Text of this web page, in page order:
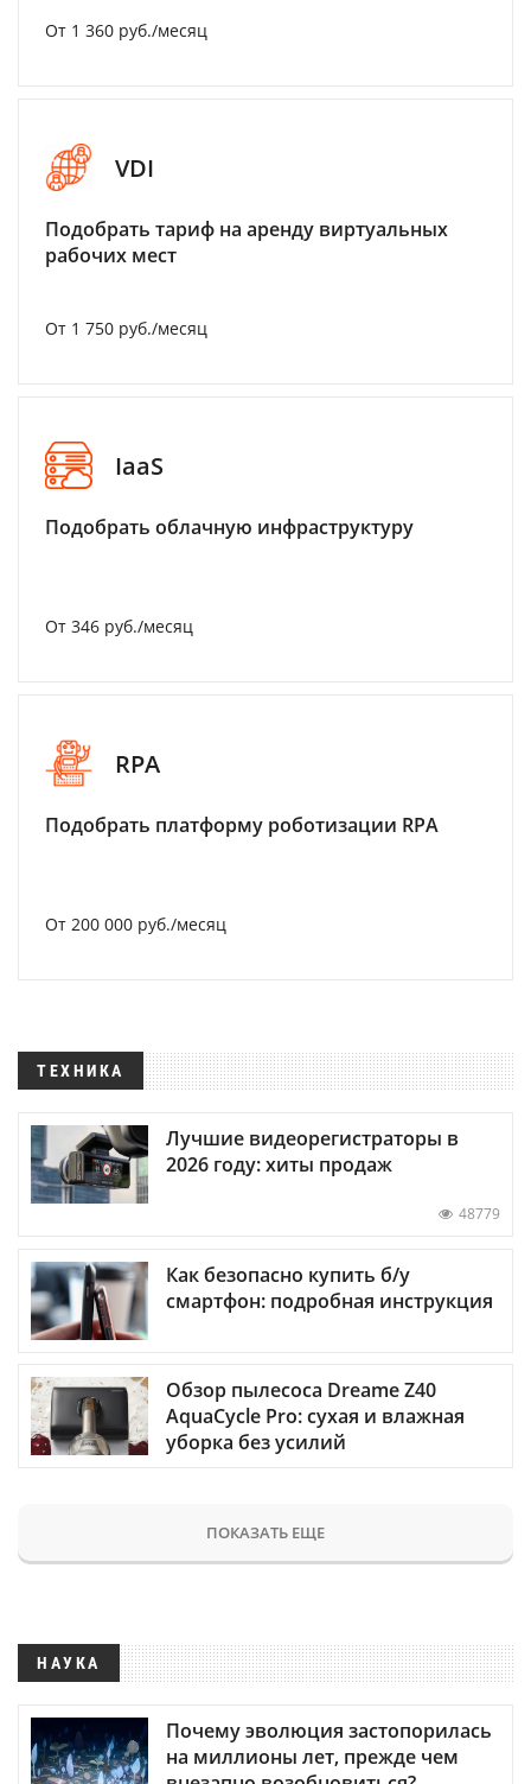
От 1 360 руб./месяц
VDI
Подобрать тариф на аренду виртуальных
рабочих мест
От 1 750 руб./месяц
IaaS
Подобрать облачную инфраструктуру
От 346 руб./месяц
RPA
Подобрать платформу роботизации RPA
От 200 000 руб./месяц
ТЕХНИКА
Лучшие видеорегистраторы в
2026 году: хиты продаж
48779
Как безопасно купить б/у
смартфон: подробная инструкция
Обзор пылесоса Dreame Z40
AquaCycle Pro: сухая и влажная
уборка без усилий
ПОКАЗАТЬ ЕЩЕ
НАУКА
Почему эволюция застопорилась
на миллионы лет, прежде чем